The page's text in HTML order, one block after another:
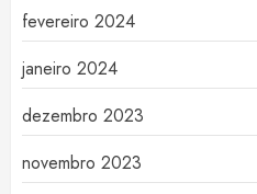
fevereiro 2024
janeiro 2024
dezembro 2023
novembro 2023